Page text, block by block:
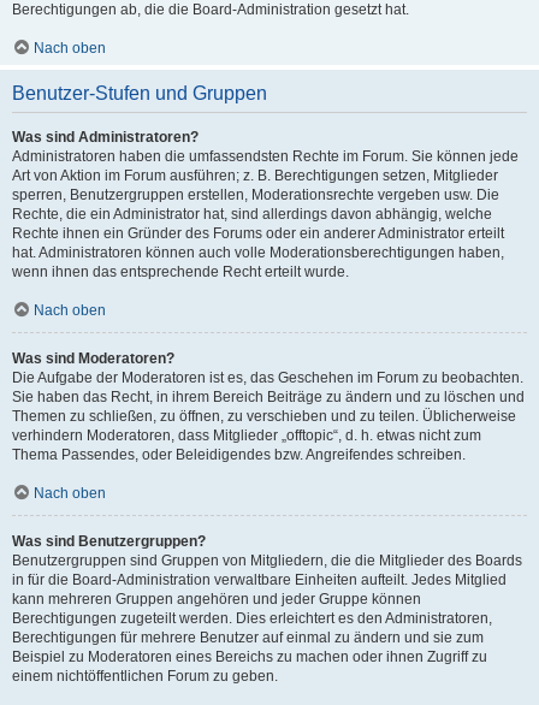
Berechtigungen ab, die die Board-Administration gesetzt hat.
Nach oben
Benutzer-Stufen und Gruppen
Was sind Administratoren?
Administratoren haben die umfassendsten Rechte im Forum. Sie können jede
Art von Aktion im Forum ausführen; z. B. Berechtigungen setzen, Mitglieder
sperren, Benutzergruppen erstellen, Moderationsrechte vergeben usw. Die
Rechte, die ein Administrator hat, sind allerdings davon abhängig, welche
Rechte ihnen ein Gründer des Forums oder ein anderer Administrator erteilt
hat. Administratoren können auch volle Moderationsberechtigungen haben,
wenn ihnen das entsprechende Recht erteilt wurde.
Nach oben
Was sind Moderatoren?
Die Aufgabe der Moderatoren ist es, das Geschehen im Forum zu beobachten.
Sie haben das Recht, in ihrem Bereich Beiträge zu ändern und zu löschen und
Themen zu schließen, zu öffnen, zu verschieben und zu teilen. Üblicherweise
verhindern Moderatoren, dass Mitglieder „offtopic“, d. h. etwas nicht zum
Thema Passendes, oder Beleidigendes bzw. Angreifendes schreiben.
Nach oben
Was sind Benutzergruppen?
Benutzergruppen sind Gruppen von Mitgliedern, die die Mitglieder des Boards
in für die Board-Administration verwaltbare Einheiten aufteilt. Jedes Mitglied
kann mehreren Gruppen angehören und jeder Gruppe können
Berechtigungen zugeteilt werden. Dies erleichtert es den Administratoren,
Berechtigungen für mehrere Benutzer auf einmal zu ändern und sie zum
Beispiel zu Moderatoren eines Bereichs zu machen oder ihnen Zugriff zu
einem nichtöffentlichen Forum zu geben.